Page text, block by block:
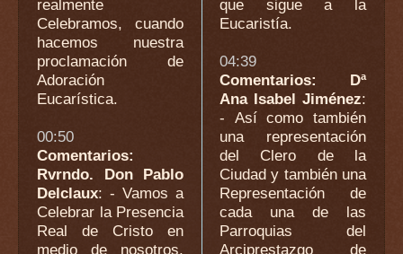
realmente
Celebramos, cuando
hacemos nuestra
proclamación de
Adoración
Eucarística.
00:50
Comentarios:
Rvrndo. Don Pablo
Delclaux: - Vamos a
Celebrar la Presencia
Real de Cristo en
medio de nosotros,
que sigue a la
Eucaristía.
04:39
Comentarios: Dª
Ana Isabel Jiménez:
- Así como también
una representación
del Clero de la
Ciudad y también una
Representación de
cada una de las
Parroquias del
Arciprestazgo de